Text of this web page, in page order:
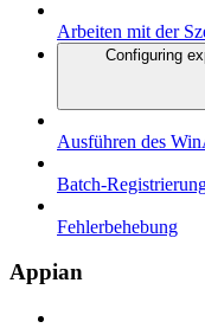
Arbeiten mit der
Configuring
Ausführen des
Batch-
Fehlerbehebung
Appian